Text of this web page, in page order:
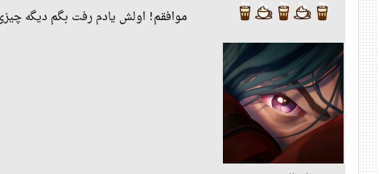
موافقم! اولش یادم رفت بگم دیگه